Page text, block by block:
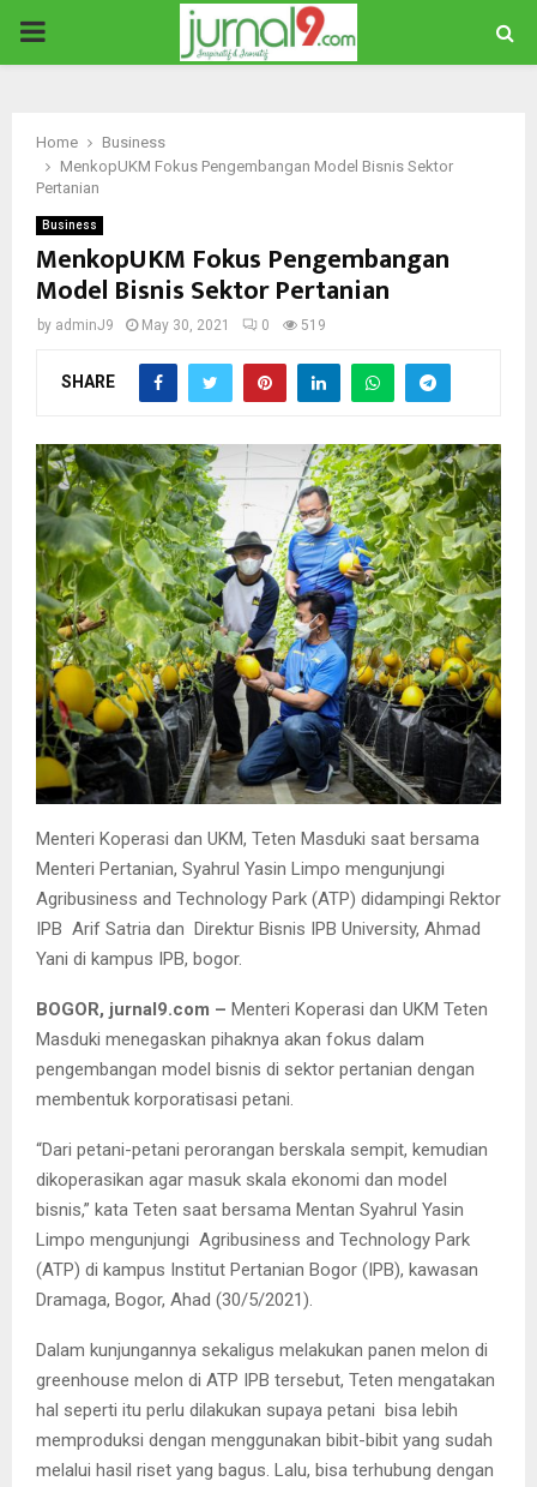
PRIMARY
Home
Business
MenkopUKM Fokus Pengembangan Model Bisnis Sektor
Pertanian
Business
MenkopUKM Fokus Pengembangan
Model Bisnis Sektor Pertanian
by adminJ9 May 30, 2021 0 519
SHARE
Menteri Koperasi dan UKM, Teten Masduki saat bersama
Menteri Pertanian, Syahrul Yasin Limpo mengunjungi
Agribusiness and Technology Park (ATP) didampingi Rektor
IPB Arif Satria dan Direktur Bisnis IPB University, Ahmad
Yani di kampus IPB, bogor.
BOGOR, jurnal9.com – Menteri Koperasi dan UKM Teten
Masduki menegaskan pihaknya akan fokus dalam
pengembangan model bisnis di sektor pertanian dengan
membentuk korporatisasi petani.
“Dari petani-petani perorangan berskala sempit, kemudian
dikoperasikan agar masuk skala ekonomi dan model
bisnis,” kata Teten saat bersama Mentan Syahrul Yasin
Limpo mengunjungi Agribusiness and Technology Park
(ATP) di kampus Institut Pertanian Bogor (IPB), kawasan
Dramaga, Bogor, Ahad (30/5/2021).
Dalam kunjungannya sekaligus melakukan panen melon di
greenhouse melon di ATP IPB tersebut, Teten mengatakan
hal seperti itu perlu dilakukan supaya petani bisa lebih
memproduksi dengan menggunakan bibit-bibit yang sudah
melalui hasil riset yang bagus. Lalu, bisa terhubung dengan